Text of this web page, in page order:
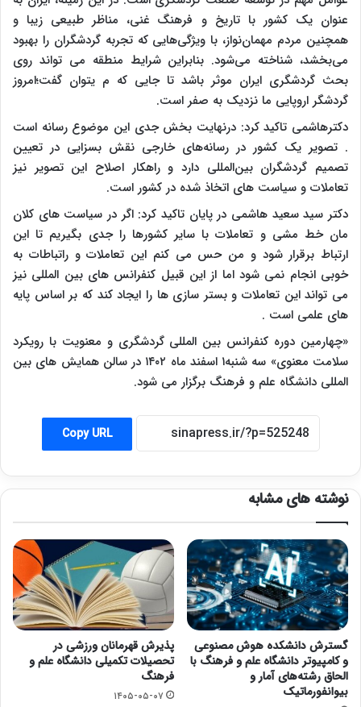
عنوان یک کشور با تاریخ و فرهنگ غنی، مناظر طبیعی زیبا و
همچنین مردم مهمان‌نواز، با ویژگی‌هایی که تجربه گردشگران را بهبود
می‌بخشد، شناخته می‌شود. بنابراین شرایط منطقه می تواند روی
بحث گردشگری ایران موثر باشد تا جایی که م یتوان گفت؛امروز
گردشگر اروپایی ما نزدیک به صفر است.
دکترهاشمی تاکید کرد: درنهایت بخش جدی این موضوع رسانه است
. تصویر یک کشور در رسانه‌های خارجی نقش بسزایی در تعیین
تصمیم گردشگران بین‌المللی دارد و راهکار اصلاح این تصویر نیز
تعاملات و سیاست های اتخاذ شده در کشور است.
دکتر سید سعید هاشمی در پایان تاکید کرد: اگر در سیاست های کلان
مان خط مشی و تعاملات با سایر کشورها را جدی بگیریم تا این
ارتباط برقرار شود و من حس می کنم این تعاملات و راتباطات به
خوبی انجام نمی شود اما از این قبیل کنفرانس های بین المللی نیز
می تواند این تعاملات و بستر سازی ها را ایجاد کند که بر اساس پایه
های علمی است .
«چهارمین دوره کنفرانس بین المللی گردشگری و معنویت با رویکرد
سلامت معنوی» سه شنبه۱ اسفند ماه ۱۴۰۲ در سالن همایش های بین
المللی دانشگاه علم و فرهنگ برگزار می شود.
Copy URL
نوشته های مشابه
گسترش دانشکده هوش مصنوعی
و کامپیوتر دانشگاه علم و فرهنگ با
الحاق رشته‌های آمار و
بیوانفورماتیک
پذیرش قهرمانان ورزشی در
تحصیلات تکمیلی دانشگاه علم و
فرهنگ
۱۴۰۵-۰۵-۰۷